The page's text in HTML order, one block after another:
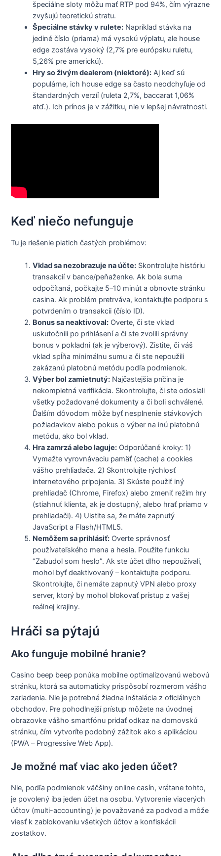
špeciálne sloty môžu mať RTP pod 94%, čím výrazne
zvyšujú teoretickú stratu.
Špeciálne stávky v rulete: Napríklad stávka na
jediné číslo (priama) má vysokú výplatu, ale house
edge zostáva vysoký (2,7% pre európsku ruletu,
5,26% pre americkú).
Hry so živým dealerom (niektoré): Aj keď sú
populárne, ich house edge sa často neodchyľuje od
štandardných verzíí (ruleta 2,7%, baccarat 1,06%
atď.). Ich prínos je v zážitku, nie v lepšej návratnosti.
Keď niečo nefunguje
Tu je riešenie piatich častých problémov:
Vklad sa nezobrazuje na účte: Skontrolujte históriu
transakcií v bance/peňaženke. Ak bola suma
odpočítaná, počkajte 5–10 minút a obnovte stránku
casina. Ak problém pretrváva, kontaktujte podporu s
potvrdením o transakcii (číslo ID).
Bonus sa neaktivoval: Overte, či ste vklad
uskutočnili po prihlásení a či ste zvolili správny
bonus v pokladni (ak je výberový). Zistite, či váš
vklad spĺňa minimálnu sumu a či ste nepoužili
zakázanú platobnú metódu podľa podmienok.
Výber bol zamietnutý: Najčastejšia príčina je
nekompletná verifikácia. Skontrolujte, či ste odoslali
všetky požadované dokumenty a či boli schválené.
Ďalším dôvodom môže byť nesplnenie stávkových
požiadavkov alebo pokus o výber na inú platobnú
metódu, ako bol vklad.
Hra zamrzá alebo laguje: Odporúčané kroky: 1)
Vymažte vyrovnávaciu pamäť (cache) a cookies
vášho prehliadača. 2) Skontrolujte rýchlosť
internetového pripojenia. 3) Skúste použiť iný
prehliadač (Chrome, Firefox) alebo zmeniť režim hry
(stiahnuť klienta, ak je dostupný, alebo hrať priamo v
prehliadači). 4) Uistite sa, že máte zapnutý
JavaScript a Flash/HTML5.
Nemôžem sa prihlásiť: Overte správnosť
používateľského mena a hesla. Použite funkciu
“Zabudol som heslo”. Ak ste účet dlho nepoužívali,
mohol byť deaktivovaný – kontaktujte podporu.
Skontrolujte, či nemáte zapnutý VPN alebo proxy
server, ktorý by mohol blokovať prístup z vašej
reálnej krajiny.
Hráči sa pýtajú
Ako funguje mobilné hranie?
Casino beep beep ponúka mobilne optimalizovanú webovú
stránku, ktorá sa automaticky prispôsobí rozmerom vášho
zariadenia. Nie je potrebná žiadna inštalácia z oficiálnych
obchodov. Pre pohodlnejší prístup môžete na úvodnej
obrazovke vášho smartfónu pridať odkaz na domovskú
stránku, čím vytvoríte podobný zážitok ako s aplikáciou
(PWA – Progressive Web App).
Je možné mať viac ako jeden účet?
Nie, podľa podmienok väčšiny online casín, vrátane tohto,
je povolený iba jeden účet na osobu. Vytvorenie viacerých
účtov (multi-accounting) je považované za podvod a môže
viesť k zablokovaniu všetkých účtov a konfiskácii
zostatkov.